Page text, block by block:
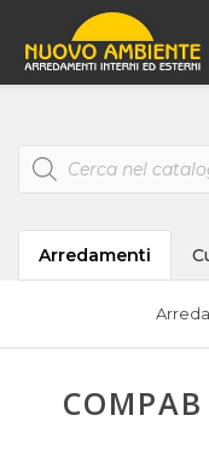
Products
search
Arredamenti